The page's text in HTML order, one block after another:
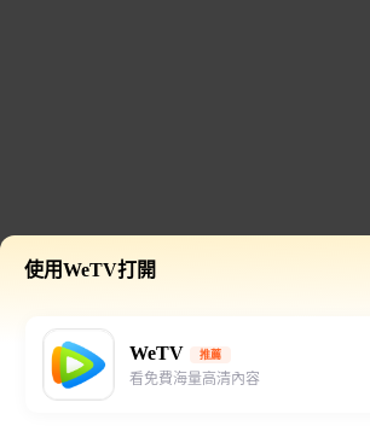
使用WeTV打開
WeTV 推薦
看免費海量高清內容